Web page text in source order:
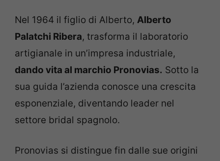
Nel 1964 il figlio di Alberto, Alberto
Palatchi Ribera, trasforma il laboratorio
artigianale in un’impresa industriale,
dando vita al marchio Pronovias. Sotto la
sua guida l’azienda conosce una crescita
esponenziale, diventando leader nel
settore bridal spagnolo.
Pronovias si distingue fin dalle sue origini